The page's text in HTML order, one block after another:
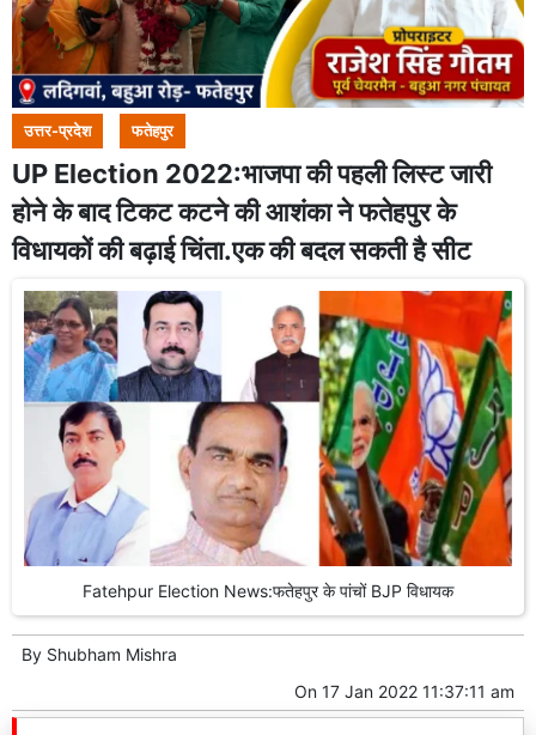
उत्तर-प्रदेश फतेहपुर
UP Election 2022:भाजपा की पहली लिस्ट जारी
होने के बाद टिकट कटने की आशंका ने फतेहपुर के
विधायकों की बढ़ाई चिंता.एक की बदल सकती है सीट
Fatehpur Election News:फतेहपुर के पांचों BJP विधायक
By Shubham Mishra
On 17 Jan 2022 11:37:11 am